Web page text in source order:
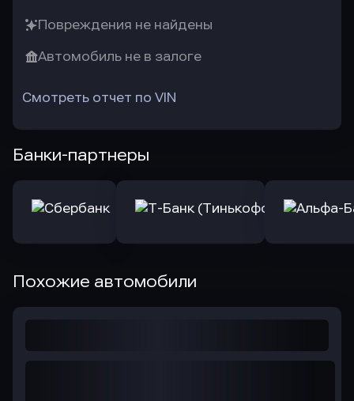
Повреждения не найдены
Автомобиль не в залоге
Смотреть отчет по VIN
Банки-партнеры
Похожие автомобили